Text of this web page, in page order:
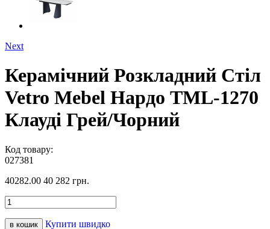
Next
Керамічний Розкладний Стіл
Vetro Mebel Нардо TML-1270
Клауді Грей/Чорний
Код товару:
027381
40282.00 40 282 грн.
в кошик Купити швидко